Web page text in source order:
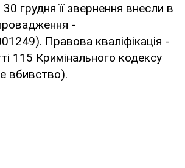
грудня її звернення внесли в
-
Правова кваліфікація -
115 Кримінального кодексу
вбивство).